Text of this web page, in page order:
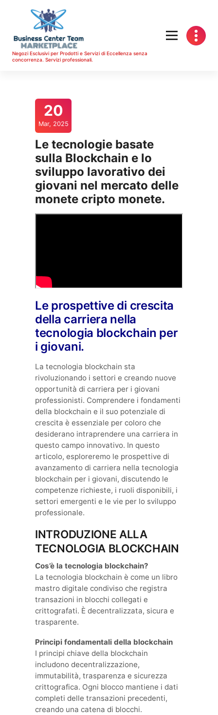
contenuto
Negozi Esclusivi per Prodotti e Servizi di Eccellenza senza
concorrenza. Servizi professionali.
20
Mar, 2025
Le tecnologie basate
sulla Blockchain e lo
sviluppo lavorativo dei
giovani nel mercato delle
monete cripto monete.
Le prospettive di crescita
della carriera nella
tecnologia blockchain per
i giovani.
La tecnologia blockchain sta
rivoluzionando i settori e creando nuove
opportunità di carriera per i giovani
professionisti. Comprendere i fondamenti
della blockchain e il suo potenziale di
crescita è essenziale per coloro che
desiderano intraprendere una carriera in
questo campo innovativo. In questo
articolo, esploreremo le prospettive di
avanzamento di carriera nella tecnologia
blockchain per i giovani, discutendo le
competenze richieste, i ruoli disponibili, i
settori emergenti e le vie per lo sviluppo
professionale.
INTRODUZIONE ALLA
TECNOLOGIA BLOCKCHAIN
Cos’è la tecnologia blockchain?
La tecnologia blockchain è come un libro
mastro digitale condiviso che registra
transazioni in blocchi collegati e
crittografati. È decentralizzata, sicura e
trasparente.
Principi fondamentali della blockchain
I principi chiave della blockchain
includono decentralizzazione,
immutabilità, trasparenza e sicurezza
crittografica. Ogni blocco mantiene i dati
completi delle transazioni precedenti,
creando una catena di blocchi.